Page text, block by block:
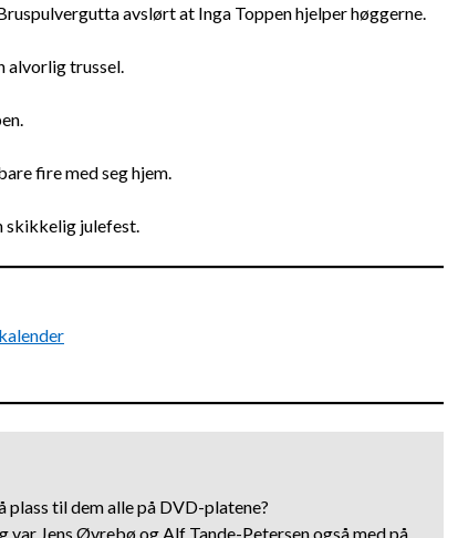
avslørt at Inga Toppen hjelper høggerne.
alvorlig trussel.
fire med seg hjem.
skikkelig julefest.
til dem alle på DVD-platene?
Jens Øvrebø og Alf Tande-Petersen også med på